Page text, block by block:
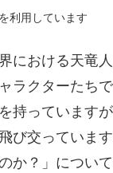
利用しています
における天竜
ラクターたち
持っています
び交っていま
か？」につい